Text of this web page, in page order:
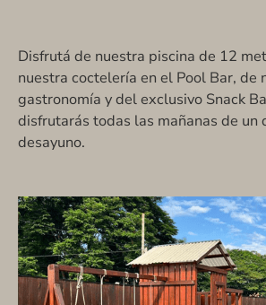
Disfrutá de nuestra piscina de 12
nuestra coctelería en el Pool Bar, de
gastronomía y del exclusivo Snack
disfrutarás todas las mañanas de un
desayuno.